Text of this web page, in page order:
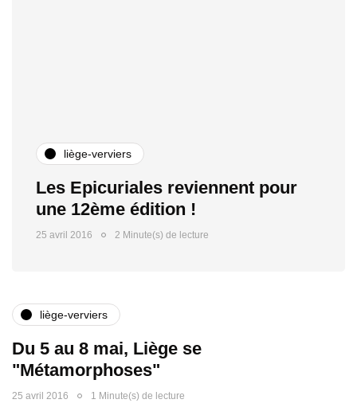
liège-verviers
Les Epicuriales reviennent pour
une 12ème édition !
25 avril 2016 2 Minute(s) de lecture
liège-verviers
Du 5 au 8 mai, Liège se
"Métamorphoses"
25 avril 2016 1 Minute(s) de lecture